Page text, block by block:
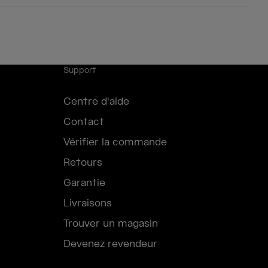
Support
Centre d'aide
Contact
Vérifier la commande
Retours
Garantie
Livraisons
Trouver un magasin
Devenez revendeur